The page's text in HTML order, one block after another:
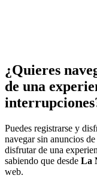
¿Quieres
de una
Puedes registrarse y
navegar sin anuncios
disfrutar de una
sabiendo que desde La
web.